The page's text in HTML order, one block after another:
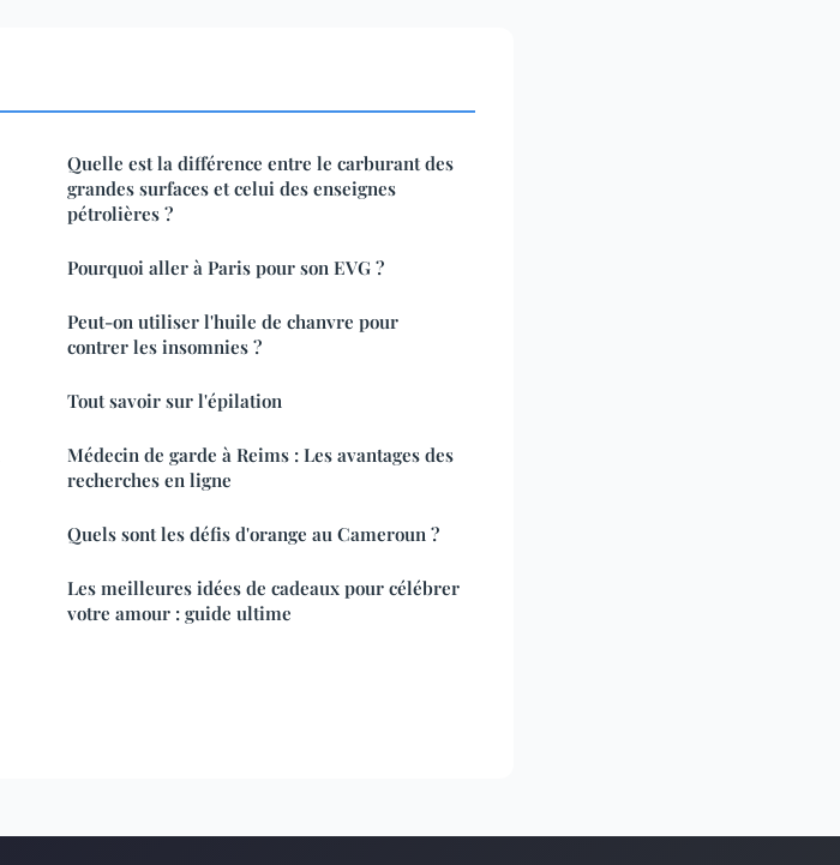
Quelle est la différence entre le carburant des
grandes surfaces et celui des enseignes
pétrolières ?
Pourquoi aller à Paris pour son EVG ?
Peut-on utiliser l'huile de chanvre pour
contrer les insomnies ?
Tout savoir sur l'épilation
Médecin de garde à Reims : Les avantages des
recherches en ligne
Quels sont les défis d'orange au Cameroun ?
Les meilleures idées de cadeaux pour célébrer
votre amour : guide ultime